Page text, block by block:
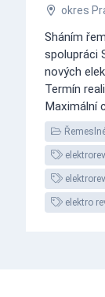
okres
Sháním
spolupráci
nových
Termín
Maximální
elektro